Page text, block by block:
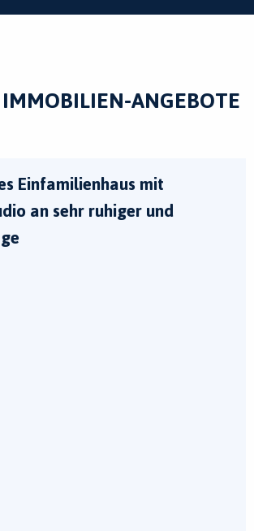
ANGEBOTE
Einfamilienhaus mit
an sehr ruhiger und